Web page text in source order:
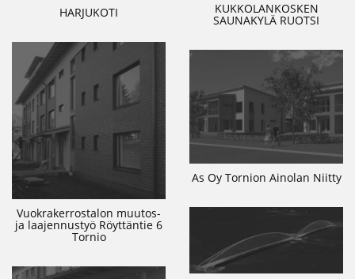
KUKKOLANKOSKEN
SAUNAKYLÄ RUOTSI
HARJUKOTI
Vuokrakerrostalon muutos-
ja laajennustyö Röyttäntie 6
Tornio
As Oy Tornion Ainolan Niitty